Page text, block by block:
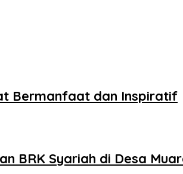
Bermanfaat dan Inspiratif
BRK Syariah di Desa